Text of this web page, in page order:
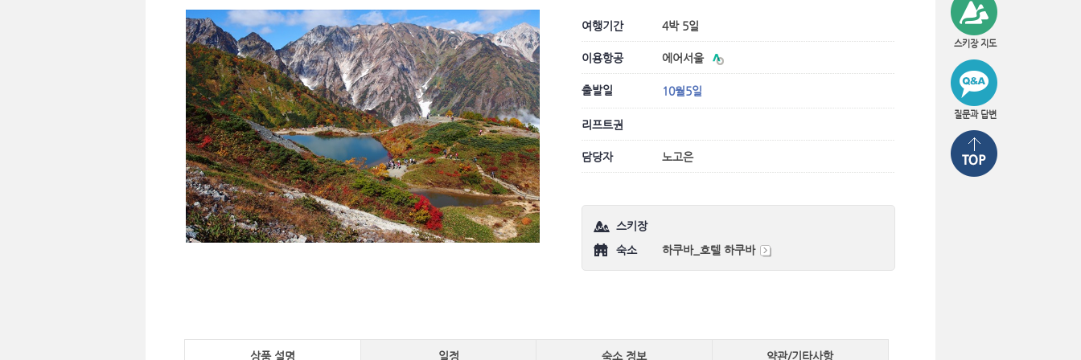
여행기간 4박 5일
이용항공 에어서울
출발일 10월5일
리프트권
담당자 노고은
스키장
숙소
하쿠바_호텔 하쿠바
상품 설명 일정 숙소 정보 약관/기타사항
스키장 지도
질문과 답변